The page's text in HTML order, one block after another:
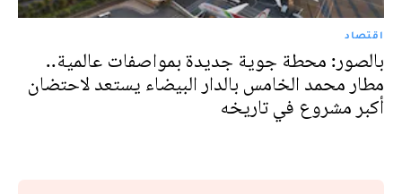
اقتصاد
بالصور: محطة جوية جديدة بمواصفات عالمية..
مطار محمد الخامس بالدار البيضاء يستعد لاحتضان
أكبر مشروع في تاريخه